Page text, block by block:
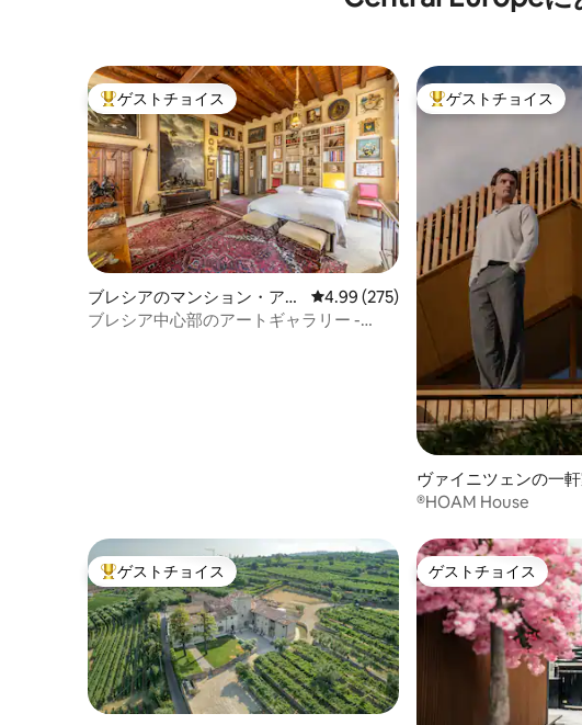
大好評のゲストチョイスです。
ゲストチョイス
ブレシアのマンション・アパ
ート
レビュー275件、5つ星中4.99つ星の
4.99 (275)
ブレシア中心部のアートギャラリー -
大好評のゲストチョ
ゲストチョイス
ヴァイニツェンの一
®HOAM House
大好評のゲストチョイスです。
ゲストチョイス ゲストチョイス
ゲストチョイス